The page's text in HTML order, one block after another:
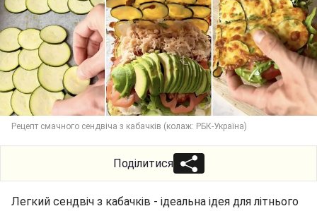
Рецепт смачного сендвіча з кабачків (колаж: РБК-Україна)
Поділитися
Легкий сендвіч з кабачків - ідеальна ідея для літнього